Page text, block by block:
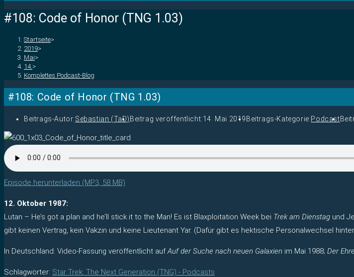
#108: Code of Honor (TNG 1.03)
Startseite>
2019>
Mai>
14. >
Komplettes Podcast-Blog
#108: Code of Honor (TNG 1.03)
Beitrags-Autor:Sebastian (TaD) Beitrag veröffentlicht:14. Mai 2019 Beitrags-Kategorie:Podcast
Episode herunterladen (MP3, 58 MB)
12. Oktober 1987:
Lutan – He’s got a plan and he’ll stick it to the Man! Es ist Blaxploitation Week bei Trek am Dienstag und
gibt keinen Vertrag, kein Vakzin und keine Lieutenant Yar. (Dafür gibt es hektische Personalwechsel
In Deutschland: Video-Fassung veröffentlicht aufAuf der Suche nach neuen Galaxien im Mai 1988; Der
Schlagwörter: Star Trek: The Next Generation (TNG) - Podcasts